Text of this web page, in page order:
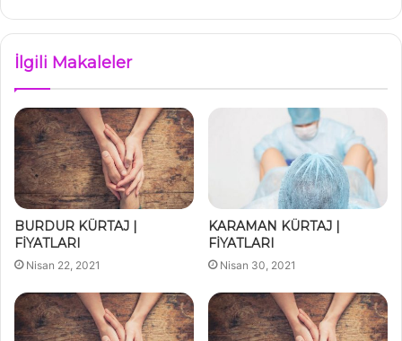
İlgili Makaleler
BURDUR KÜRTAJ |
FİYATLARI
Nisan 22, 2021
KARAMAN KÜRTAJ |
FİYATLARI
Nisan 30, 2021